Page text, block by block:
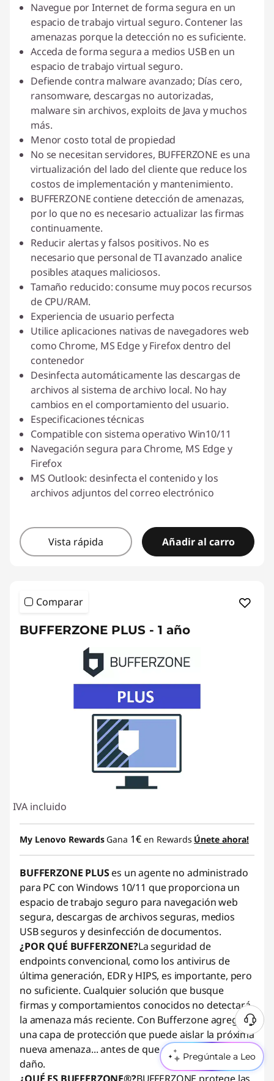
Pregúntale a Leo
Navegue por Internet de forma segura en un
espacio de trabajo virtual seguro. Contener las
amenazas porque la detección no es suficiente.
Acceda de forma segura a medios USB en un
espacio de trabajo virtual seguro.
Defiende contra malware avanzado; Días cero,
ransomware, descargas no autorizadas,
malware sin archivos, exploits de Java y muchos
más.
Menor costo total de propiedad
No se necesitan servidores, BUFFERZONE es una
virtualización del lado del cliente que reduce los
costos de implementación y mantenimiento.
BUFFERZONE contiene detección de amenazas,
por lo que no es necesario actualizar las firmas
continuamente.
Reducir alertas y falsos positivos. No es
necesario que personal de TI avanzado analice
posibles ataques maliciosos.
Tamaño reducido: consume muy pocos recursos
de CPU/RAM.
Experiencia de usuario perfecta
Utilice aplicaciones nativas de navegadores web
como Chrome, MS Edge y Firefox dentro del
contenedor
Desinfecta automáticamente las descargas de
archivos al sistema de archivo local. No hay
cambios en el comportamiento del usuario.
Especificaciones técnicas
Compatible con sistema operativo Win10/11
Navegación segura para Chrome, MS Edge y
Firefox
MS Outlook: desinfecta el contenido y los
archivos adjuntos del correo electrónico
Vista rápida Añadir al carro
Comparar
BUFFERZONE PLUS - 1 año
IVA incluido
My Lenovo Rewards Gana 1€ en Rewards Únete ahora!
BUFFERZONE PLUSes un agente no administrado
para PC con Windows 10/11 que proporciona un
espacio de trabajo seguro para navegación web
segura, descargas de archivos seguras, medios
USB seguros y desinfección de documentos.
¿POR QUÉ BUFFERZONE?La seguridad de
endpoints convencional, como los antivirus de
última generación, EDR y HIPS, es importante, pero
no suficiente. Cualquier solución que busque
firmas y comportamientos conocidos no detectará
la amenaza más reciente. Con Bufferzone agregará
una capa de protección que puede aislar la próxima
nueva amenaza... antes de que se produzca el
daño.